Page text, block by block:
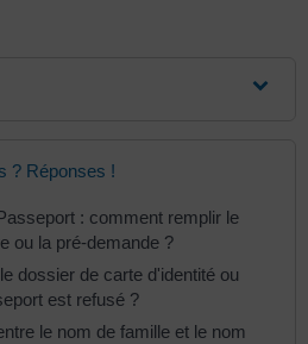
? Réponses !
: comment remplir le
ou la pré-demande ?
dossier de carte d'identité ou
est refusé ?
le nom de famille et le nom